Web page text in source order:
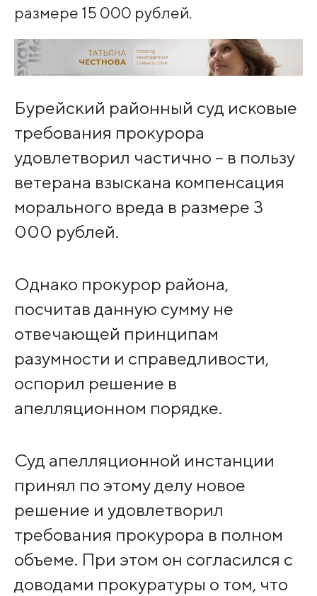
размере 15 000 рублей.
Бурейский районный суд исковые
требования прокурора
удовлетворил частично – в пользу
ветерана взыскана компенсация
морального вреда в размере 3
000 рублей.
Однако прокурор района,
посчитав данную сумму не
отвечающей принципам
разумности и справедливости,
оспорил решение в
апелляционном порядке.
Суд апелляционной инстанции
принял по этому делу новое
решение и удовлетворил
требования прокурора в полном
объеме. При этом он согласился с
доводами прокуратуры о том, что